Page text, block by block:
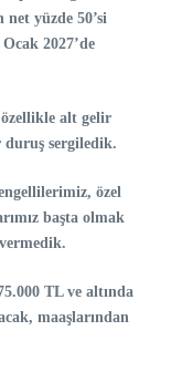
net yüzde 50’si
2027’de
özellikle alt gelir
duruş sergiledik.
özel
başta olmak
TL ve altında
maaşlarından